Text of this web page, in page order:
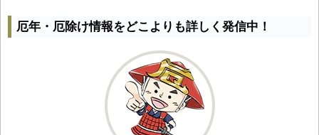
厄年・厄除け情報をどこよりも詳しく発信中！